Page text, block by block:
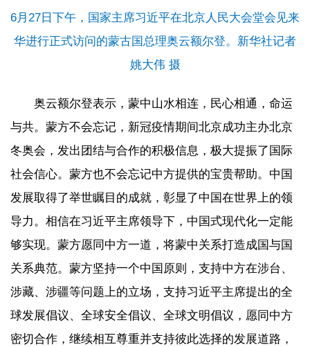
6月27日下午，国家主席习近平在北京人民大会堂会见来
华进行正式访问的蒙古国总理奥云额尔登。新华社记者
姚大伟 摄
奥云额尔登表示，蒙中山水相连，民心相通，命运
与共。蒙方不会忘记，新冠疫情期间北京成功主办北京
冬奥会，发出团结与合作的积极信息，极大提振了国际
社会信心。蒙方也不会忘记中方提供的宝贵帮助。中国
发展取得了举世瞩目的成就，彰显了中国在世界上的领
导力。相信在习近平主席领导下，中国式现代化一定能
够实现。蒙方愿同中方一道，将蒙中关系打造成国与国
关系典范。蒙方坚持一个中国原则，支持中方在涉台、
涉藏、涉疆等问题上的立场，支持习近平主席提出的全
球发展倡议、全球安全倡议、全球文明倡议，愿同中方
密切合作，继续相互尊重并支持彼此选择的发展道路，